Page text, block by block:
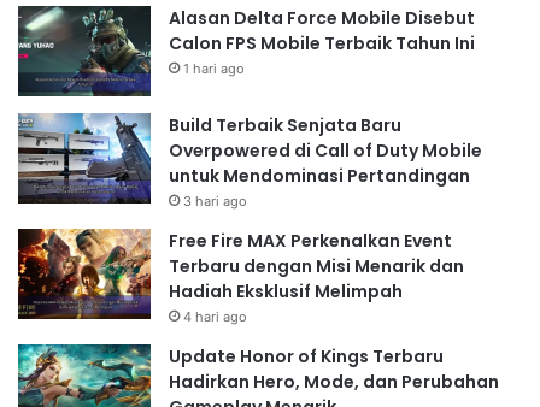
Alasan Delta Force Mobile Disebut
Calon FPS Mobile Terbaik Tahun Ini
1 hari ago
Build Terbaik Senjata Baru
Overpowered di Call of Duty Mobile
untuk Mendominasi Pertandingan
3 hari ago
Free Fire MAX Perkenalkan Event
Terbaru dengan Misi Menarik dan
Hadiah Eksklusif Melimpah
4 hari ago
Update Honor of Kings Terbaru
Hadirkan Hero, Mode, dan Perubahan